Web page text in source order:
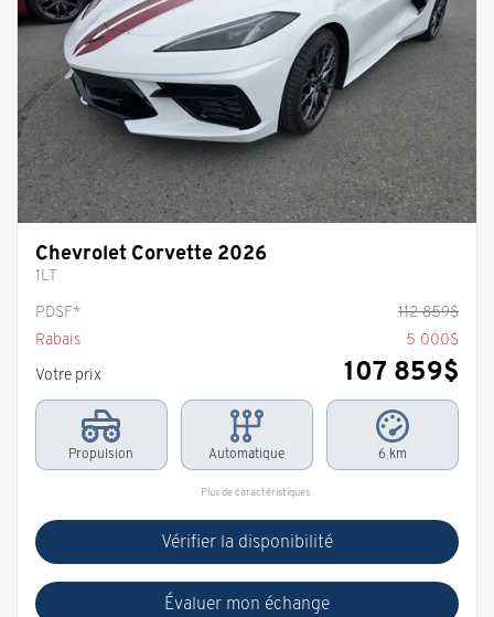
Chevrolet Corvette 2026
1LT
PDSF*
112 859$
Rabais
5 000$
Votre prix
107 859$
Propulsion Automatique 6 km
Plus de caractéristiques
Vérifier la disponibilité
Évaluer mon échange